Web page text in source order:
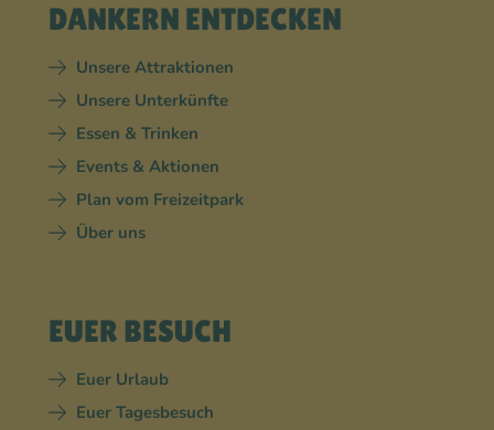
DANKERN ENTDECKEN
Unsere Attraktionen
Unsere Unterkünfte
Essen & Trinken
Events & Aktionen
Plan vom Freizeitpark
Über uns
EUER BESUCH
Euer Urlaub
Euer Tagesbesuch